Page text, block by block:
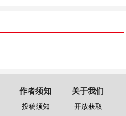
作者须知
投稿须知
关于我们
开放获取